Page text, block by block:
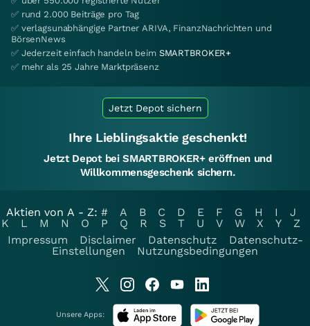
✅ rund 2.000 Beiträge pro Tag
✅ verlagsunabhängige Partner ARIVA, FinanzNachrichten und
BörsenNews
✅ Jederzeit einfach handeln beim SMARTBROKER+
✅ mehr als 25 Jahre Marktpräsenz
Jetzt Depot sichern
Ihre Lieblingsaktie geschenkt!
Jetzt Depot bei SMARTBROKER+ eröffnen und
Willkommensgeschenk sichern.
Aktien von A - Z: # A B C D E F G H I
J
K
L M N O P Q R S T U V W X Y
Z
Impressum
Disclaimer Datenschutz
Datenschutz-
Einstellungen
Nutzungsbedingungen
Unsere Apps: